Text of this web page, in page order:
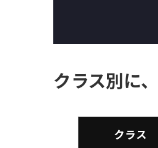
クラス別に、
クラス